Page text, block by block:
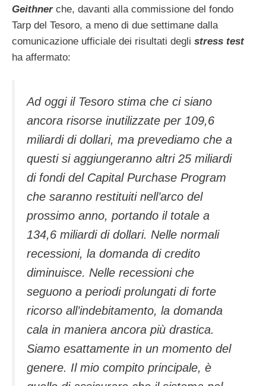
Geithnerche, davanti alla commissione del fondo
Tarp del Tesoro, a meno di due settimane dalla
comunicazione ufficiale dei risultati degli stress test
ha affermato:
Ad oggi il Tesoro stima che ci siano
ancora risorse inutilizzate per 109,6
miliardi di dollari, ma prevediamo che a
questi si aggiungeranno altri 25 miliardi
di fondi del Capital Purchase Program
che saranno restituiti nell’arco del
prossimo anno, portando il totale a
134,6 miliardi di dollari. Nelle normali
recessioni, la domanda di credito
diminuisce. Nelle recessioni che
seguono a periodi prolungati di forte
ricorso all’indebitamento, la domanda
cala in maniera ancora più drastica.
Siamo esattamente in un momento del
genere. Il mio compito principale, è